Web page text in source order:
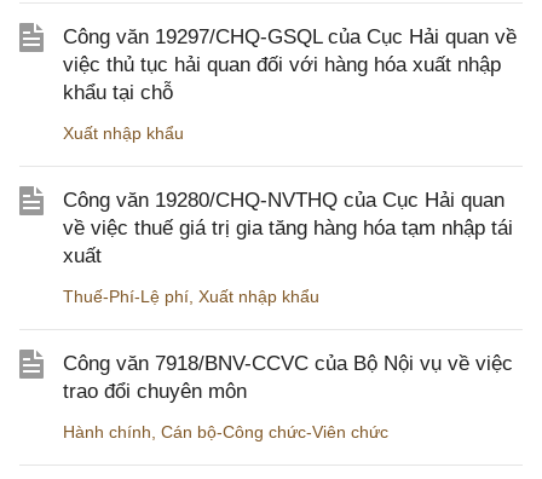
Công văn 19297/CHQ-GSQL của Cục Hải quan về
việc thủ tục hải quan đối với hàng hóa xuất nhập
khẩu tại chỗ
Xuất nhập khẩu
Công văn 19280/CHQ-NVTHQ của Cục Hải quan
về việc thuế giá trị gia tăng hàng hóa tạm nhập tái
xuất
Thuế-Phí-Lệ phí Xuất nhập khẩu
Công văn 7918/BNV-CCVC của Bộ Nội vụ về việc
trao đổi chuyên môn
Hành chính Cán bộ-Công chức-Viên chức